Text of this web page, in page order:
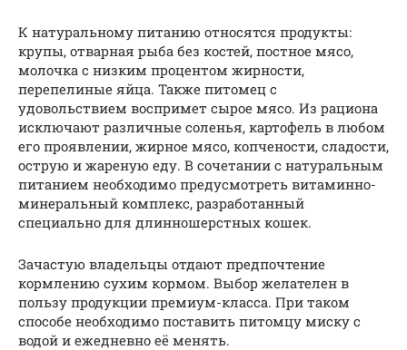
К натуральному питанию относятся продукты:
крупы, отварная рыба без костей, постное мясо,
молочка с низким процентом жирности,
перепелиные яйца. Также питомец с
удовольствием воспримет сырое мясо. Из рациона
исключают различные соленья, картофель в любом
его проявлении, жирное мясо, копчености, сладости,
острую и жареную еду. В сочетании с натуральным
питанием необходимо предусмотреть витаминно-
минеральный комплекс, разработанный
специально для длинношерстных кошек.
Зачастую владельцы отдают предпочтение
кормлению сухим кормом. Выбор желателен в
пользу продукции премиум-класса. При таком
способе необходимо поставить питомцу миску с
водой и ежедневно её менять.